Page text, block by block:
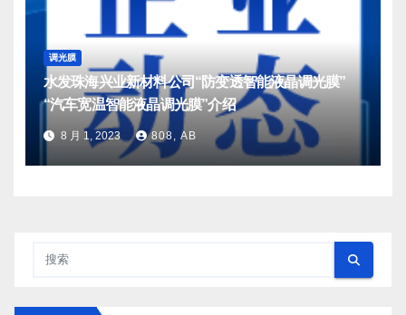
调光膜
水发珠海兴业新材料公司“防变透智能液晶调光膜”
“汽车宽温智能液晶调光膜”介绍
8 月 1, 2023 808, AB